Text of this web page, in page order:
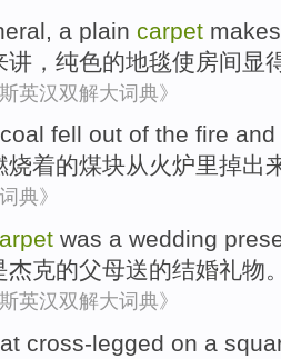
a plain carpet makes
讲， 纯色的地毯使房间显
英汉双解大词典》
fell out of the fire and
烧着的煤块从 火炉里掉出
典》
was a wedding
杰克的父母送的结婚礼物
英汉双解大词典》
cross-legged on a